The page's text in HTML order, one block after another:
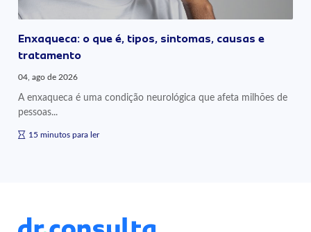
Enxaqueca: o que é, tipos, sintomas, causas e
tratamento
04, ago de 2026
A enxaqueca é uma condição neurológica que afeta milhões de
pessoas...
15 minutos para ler